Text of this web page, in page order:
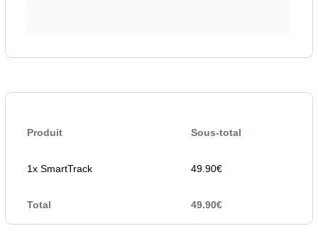
Produit Sous-total
1x SmartTrack 49.90€
Total 49.90€